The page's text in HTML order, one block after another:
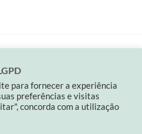
DA LOJA CONTATO
para fornecer a experiência
preferências e visitas
concorda com a utilização